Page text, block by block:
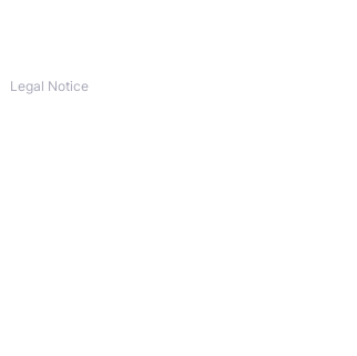
Legal Notice